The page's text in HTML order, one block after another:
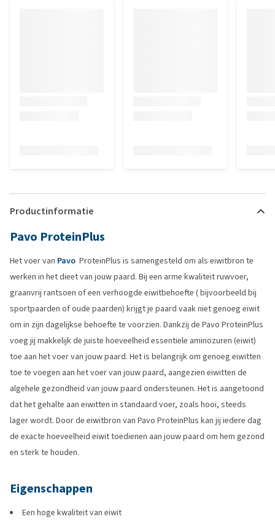
Productinformatie
Pavo ProteinPlus
Het voer van Pavo ProteinPlus is samengesteld om als eiwitbron te
werken in het dieet van jouw paard. Bij een arme kwaliteit ruwvoer,
graanvrij rantsoen of een verhoogde eiwitbehoefte ( bijvoorbeeld bij
sportpaarden of oude paarden) krijgt je paard vaak niet genoeg eiwit
om in zijn dagelijkse behoefte te voorzien. Dankzij de Pavo ProteinPlus
voeg jij makkelijk de juiste hoeveelheid essentiele aminozuren (eiwit)
toe aan het voer van jouw paard. Het is belangrijk om genoeg eiwitten
toe te voegen aan het voer van jouw paard, aangezien eiwitten de
algehele gezondheid van jouw paard ondersteunen. Het is aangetoond
dat het gehalte aan eiwitten in standaard voer, zoals hooi, steeds
lager wordt. Door de eiwitbron van Pavo ProteinPlus kan jij iedere dag
de exacte hoeveelheid eiwit toedienen aan jouw paard om hem gezond
en sterk te houden.
Eigenschappen
Een hoge kwaliteit van eiwit